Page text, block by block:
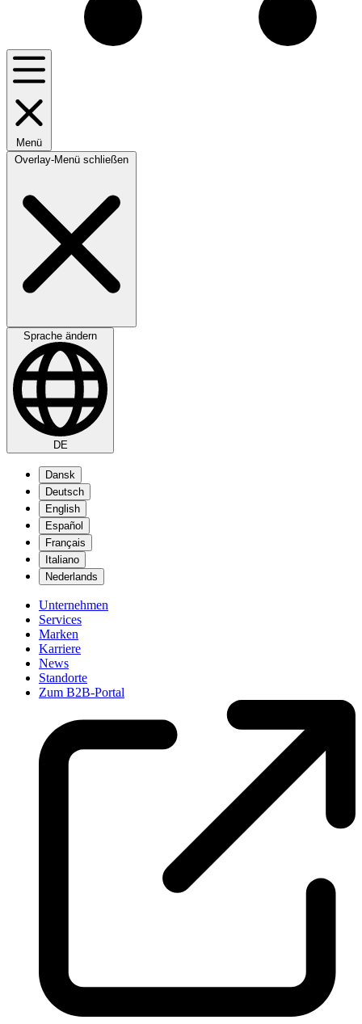
Menü
Overlay-Menü schließen
Sprache ändern
DE
Dansk
Deutsch
English
Español
Français
Italiano
Nederlands
Unternehmen
Services
Marken
Karriere
News
Standorte
Zum B2B-Portal